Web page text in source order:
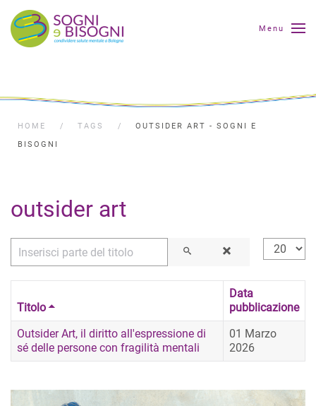
Menu
HOME TAGS
OUTSIDER ART - SOGNI E
BISOGNI
outsider art
Inserisci parte del titolo
Titolo
Data
pubblicazione
Outsider Art, il diritto all'espressione di
sé delle persone con fragilità mentali
01 Marzo
2026